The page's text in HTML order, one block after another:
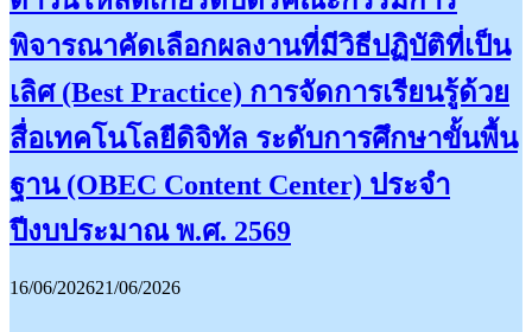
พิจารณาคัดเลือกผลงานที่มีวิธีปฏิบัติที่เป็น
เลิศ (Best Practice) การจัดการเรียนรู้ด้วย
สื่อเทคโนโลยีดิจิทัล ระดับการศึกษาขั้นพื้น
ฐาน (OBEC Content Center) ประจำ
ปีงบประมาณ​ พ.ศ. 2569
16/06/202621/06/2026